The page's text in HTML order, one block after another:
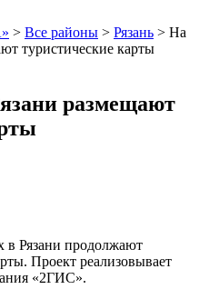
> Все районы > Рязань > На
туристические карты
размещают
в Рязани продолжают
Проект реализовывает
«2ГИС».